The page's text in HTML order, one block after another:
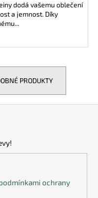
dodá vašemu oblečení
a jemnost. Díky
PRODUKTY
ochrany